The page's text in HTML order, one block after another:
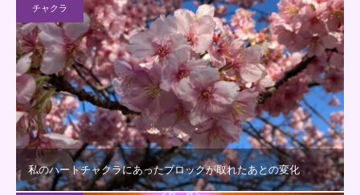
チャクラ
私のハートチャクラにあったブロックが取れたあとの変化